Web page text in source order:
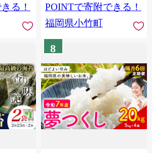
る！
POINTで寄附できる！
福岡県小竹町
8